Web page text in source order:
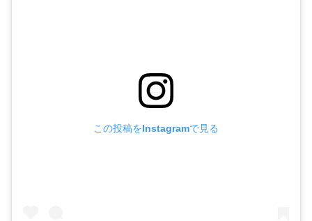
この投稿をInstagramで見る